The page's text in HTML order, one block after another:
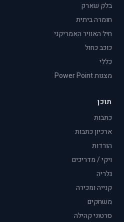
בלק שארק
חומרה ביתית
חיל האוויר האמריקני
כוכב כחול
כללי
מצגות Power Point
תוכן
כתבות
ארכיון כתבות
הורדות
ויקי / מדריכים
גלריה
קנייה ומכירה
משחקים
סרטוני קהילה